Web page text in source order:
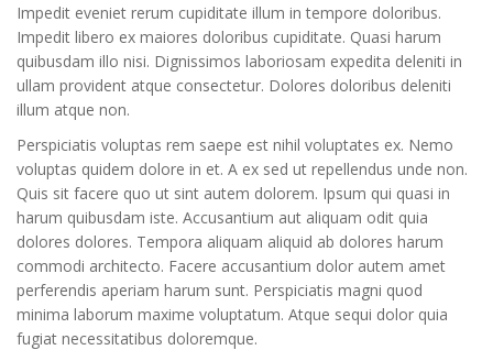
Impedit eveniet rerum cupiditate illum in tempore doloribus.
Impedit libero ex maiores doloribus cupiditate. Quasi harum
quibusdam illo nisi. Dignissimos laboriosam expedita deleniti in
ullam provident atque consectetur. Dolores doloribus deleniti
illum atque non.
Perspiciatis voluptas rem saepe est nihil voluptates ex. Nemo
voluptas quidem dolore in et. A ex sed ut repellendus unde non.
Quis sit facere quo ut sint autem dolorem. Ipsum qui quasi in
harum quibusdam iste. Accusantium aut aliquam odit quia
dolores dolores. Tempora aliquam aliquid ab dolores harum
commodi architecto. Facere accusantium dolor autem amet
perferendis aperiam harum sunt. Perspiciatis magni quod
minima laborum maxime voluptatum. Atque sequi dolor quia
fugiat necessitatibus doloremque.